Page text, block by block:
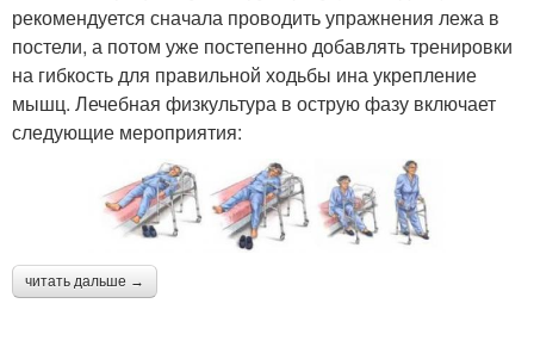
рекомендуется сначала проводить упражнения лежа в
постели, а потом уже постепенно добавлять тренировки
на гибкость для правильной ходьбы ина укрепление
мышц. Лечебная физкультура в острую фазу включает
следующие мероприятия:
читать дальше →